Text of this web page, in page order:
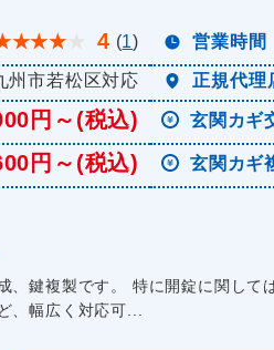
★★★ 4 (1) 営業時間
州市若松区対応 正規代理
円～(税込) 玄関カギ
円～(税込) 玄関カギ
鍵複製です。 特に開錠に関して
、幅広く対応可...